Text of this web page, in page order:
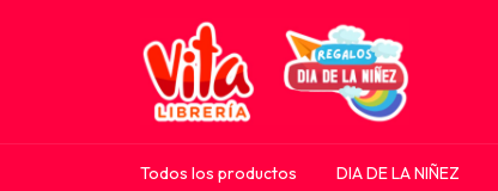
Todos los productos DIA DE LA NIÑEZ